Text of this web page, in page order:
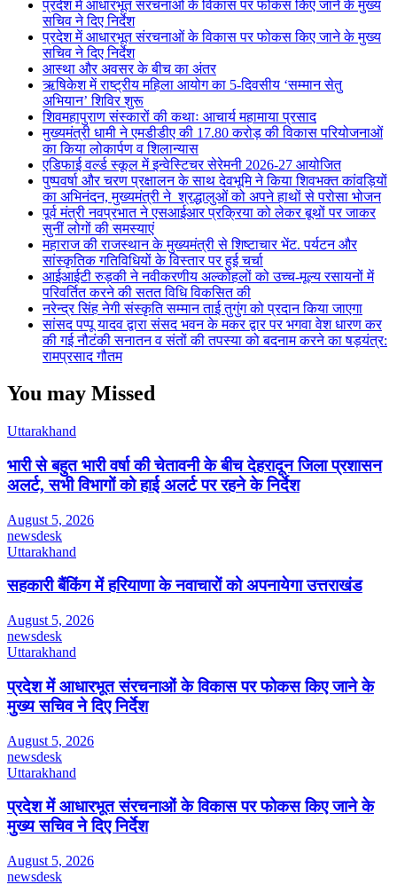
प्रदेश में आधारभूत संरचनाओं के विकास पर फोकस किए जाने के मुख्य
सचिव ने दिए निर्देश
प्रदेश में आधारभूत संरचनाओं के विकास पर फोकस किए जाने के मुख्य
सचिव ने दिए निर्देश
आस्था और अवसर के बीच का अंतर
ऋषिकेश में राष्ट्रीय महिला आयोग का 5-दिवसीय ‘सम्मान सेतु
अभियान’ शिविर शुरू
शिवमहापुराण संस्कारों की कथाः आचार्य महामाया प्रसाद
मुख्यमंत्री धामी ने एमडीडीए की 17.80 करोड़ की विकास परियोजनाओं
का किया लोकार्पण व शिलान्यास
एडिफाई वर्ल्ड स्कूल में इन्वेस्टिचर सेरेमनी 2026-27 आयोजित
पुष्पवर्षा और चरण प्रक्षालन के साथ देवभूमि ने किया शिवभक्त कांवड़ियों
का अभिनंदन, मुख्यमंत्री ने श्रद्धालुओं को अपने हाथों से परोसा भोजन
पूर्व मंत्री नवप्रभात ने एसआईआर प्रक्रिया को लेकर बूथों पर जाकर
सुनीं लोगों की समस्याएं
महाराज की राजस्थान के मुख्यमंत्री से शिष्टाचार भेंट. पर्यटन और
सांस्कृतिक गतिविधियों के विस्तार पर हुई चर्चा
आईआईटी रुड़की ने नवीकरणीय अल्कोहलों को उच्च-मूल्य रसायनों में
परिवर्तित करने की सतत विधि विकसित की
नरेन्द्र सिंह नेगी संस्कृति सम्मान ताई तुगुंग को प्रदान किया जाएगा
सांसद पप्पू यादव द्वारा संसद भवन के मकर द्वार पर भगवा वेश धारण कर
की गई नौटंकी सनातन व संतों की तपस्या को बदनाम करने का षड़यंत्र:
रामप्रसाद गौतम
You may Missed
Uttarakhand
भारी से बहुत भारी वर्षा की चेतावनी के बीच देहरादून जिला प्रशासन
अलर्ट, सभी विभागों को हाई अलर्ट पर रहने के निर्देश
August 5, 2026
newsdesk
Uttarakhand
सहकारी बैंकिंग में हरियाणा के नवाचारों को अपनायेगा उत्तराखंड
August 5, 2026
newsdesk
Uttarakhand
प्रदेश में आधारभूत संरचनाओं के विकास पर फोकस किए जाने के
मुख्य सचिव ने दिए निर्देश
August 5, 2026
newsdesk
Uttarakhand
प्रदेश में आधारभूत संरचनाओं के विकास पर फोकस किए जाने के
मुख्य सचिव ने दिए निर्देश
August 5, 2026
newsdesk